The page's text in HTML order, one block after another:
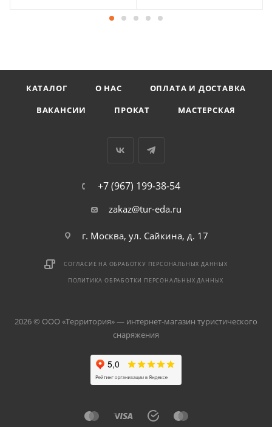
КАТАЛОГ О НАС
ОПЛАТА И ДОСТАВКА
ВАКАНСИИ
ПРОКАТ МАСТЕРСКАЯ
+7 (967) 199-38-54
zakaz@tur-eda.ru
г. Москва, ул. Сайкина, д. 17
СОГЛАСИЕ НА ОБРАБОТКУ ПЕРСОНАЛЬНЫХ ДАННЫХ
ПОЛИТИКА ОБРАБОТКИ ПЕРСОНАЛЬНЫХ ДАННЫХ
2026 © ООО «Территория» — интернет-магазин туристического
снаряжения